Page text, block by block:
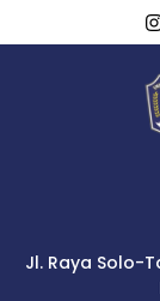
Jl. Raya Solo-